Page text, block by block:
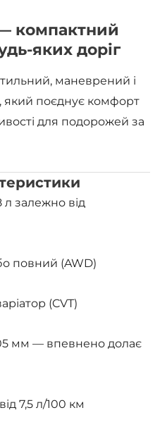
компактний
яких доріг
маневрений і
який поєднує комфорт
для подорожей за
л залежно від
повний (AWD)
(CVT)
мм — впевнено долає
від 7,5 л/100 км